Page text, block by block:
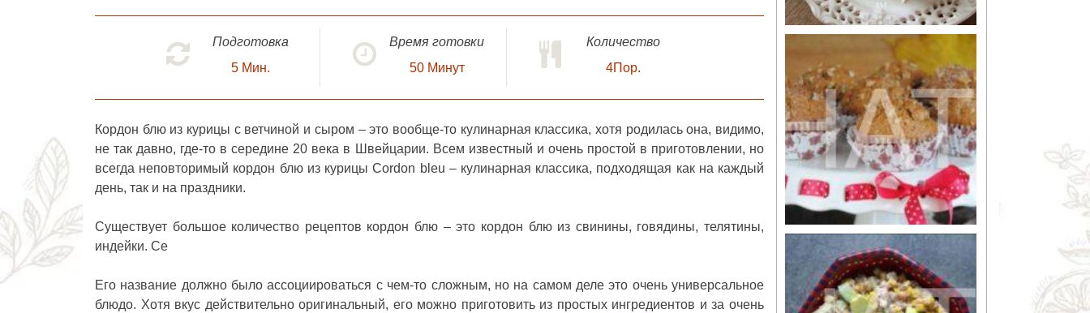
Подготовка
5 Мин.
Время готовки
50 Минут
Количество
4Пор.
Кордон блю из курицы с ветчиной и сыром – это вообще-то кулинарная классика, хотя родилась она, видимо,
не так давно, где-то в середине 20 века в Швейцарии. Всем известный и очень простой в приготовлении, но
всегда неповторимый кордон блю из курицы Cordon bleu – кулинарная классика, подходящая как на каждый
день, так и на праздники.
Существует большое количество рецептов кордон блю – это кордон блю из свинины, говядины, телятины,
индейки. Се
Его название должно было ассоциироваться с чем-то сложным, но на самом деле это очень универсальное
блюдо. Хотя вкус действительно оригинальный, его можно приготовить из простых ингредиентов и за очень